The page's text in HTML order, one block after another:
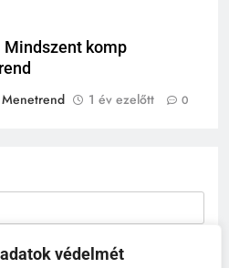
védelmét
Mindszent komp
1 év ezelőtt 0